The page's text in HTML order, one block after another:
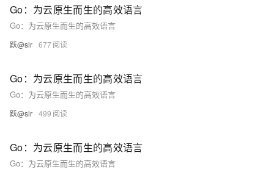
Go：为云原生而生的高效语言
Go：为云原生而生的高效语言
跃@sir 677
Go：为云原生而生的高效语言
Go：为云原生而生的高效语言
跃@sir 499
Go：为云原生而生的高效语言
Go：为云原生而生的高效语言